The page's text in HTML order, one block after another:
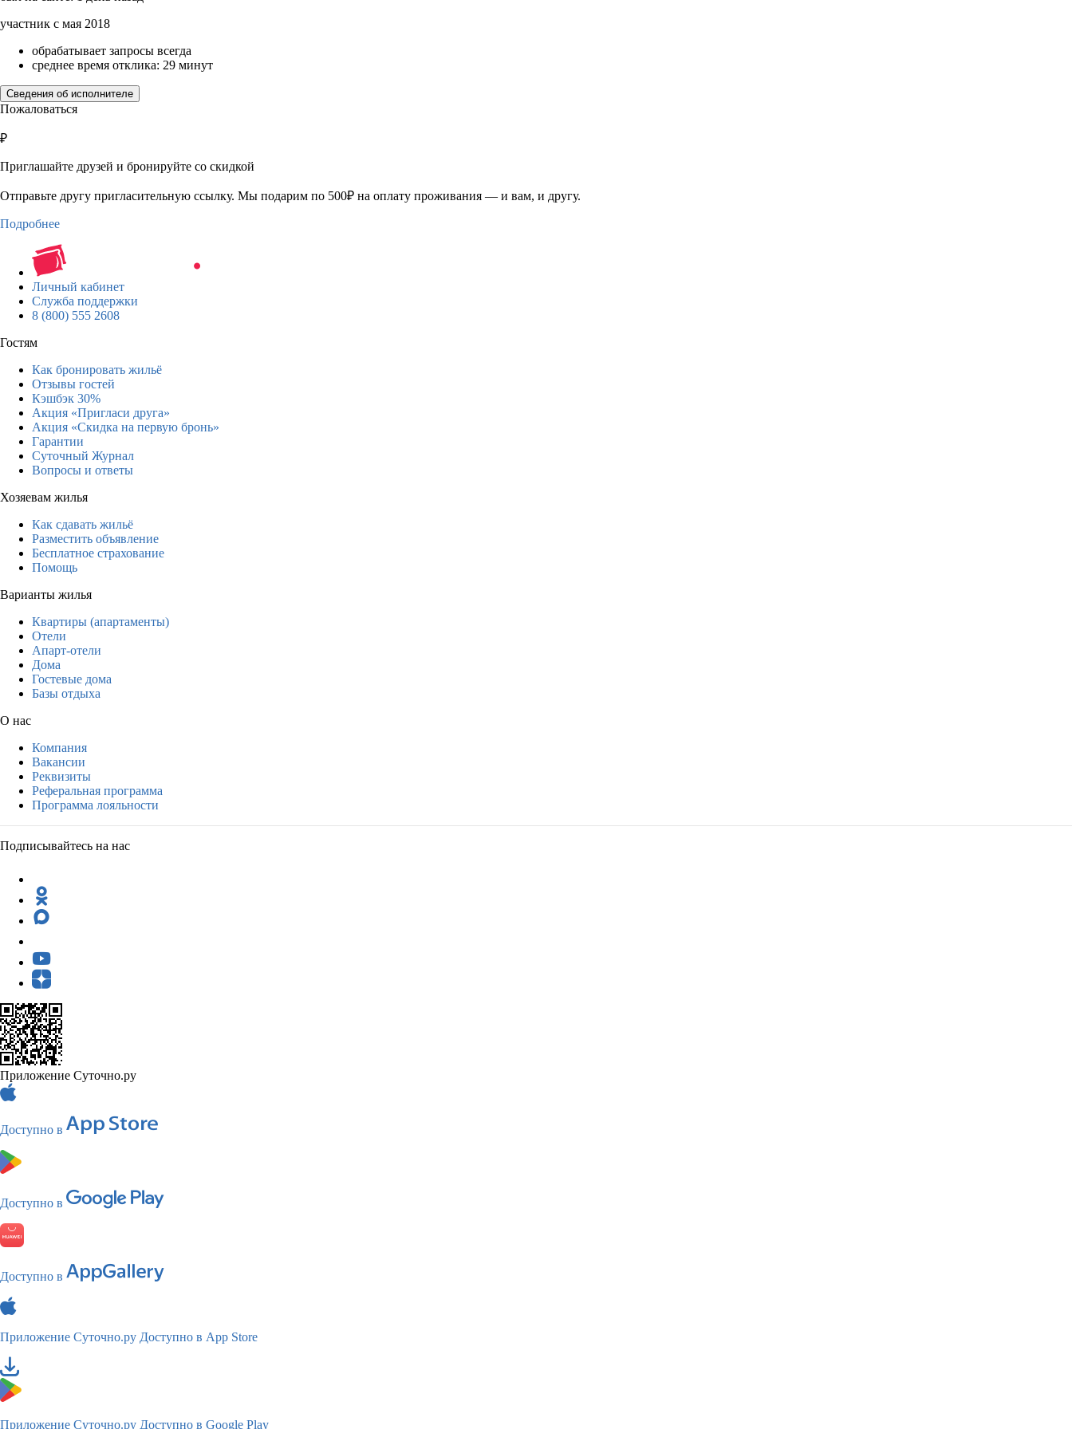
участник с мая 2018
обрабатывает запросы всегда
среднее время отклика: 29 минут
Сведения об исполнителе
Пожаловаться
₽
Приглашайте друзей и бронируйте со скидкой
Отправьте другу пригласительную ссылку. Мы подарим по 500₽ на оплату проживания — и вам, и другу.
Подробнее
Личный кабинет
Служба поддержки
8 (800) 555 2608
Гостям
Как бронировать жильё
Отзывы гостей
Кэшбэк 30%
Акция «Пригласи друга»
Акция «Скидка на первую бронь»
Гарантии
Суточный Журнал
Вопросы и ответы
Хозяевам жилья
Как сдавать жильё
Разместить объявление
Бесплатное страхование
Помощь
Варианты жилья
Квартиры (апартаменты)
Отели
Апарт-отели
Дома
Гостевые дома
Базы отдыха
О нас
Компания
Вакансии
Реквизиты
Реферальная программа
Программа лояльности
Подписывайтесь на нас
Приложение Суточно.ру
Доступно в
Доступно в
Доступно в
Приложение Суточно.ру Доступно в App Store
Приложение Суточно.ру Доступно в Google Play